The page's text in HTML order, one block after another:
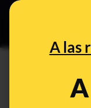
A las
César